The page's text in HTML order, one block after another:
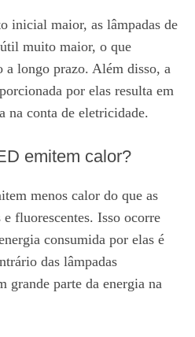
inicial maior, as lâmpadas de
muito maior, o que
a longo prazo. Além disso, a
por elas resulta em
na conta de eletricidade.
emitem calor?
menos calor do que as
e fluorescentes. Isso ocorre
consumida por elas é
das lâmpadas
grande parte da energia na